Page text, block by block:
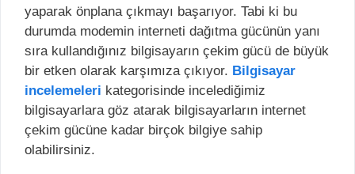
yaparak önplana çıkmayı başarıyor. Tabi ki bu
durumda modemin interneti dağıtma gücünün yanı
sıra kullandığınız bilgisayarın çekim gücü de büyük
bir etken olarak karşımıza çıkıyor. Bilgisayar
incelemeleri kategorisinde incelediğimiz
bilgisayarlara göz atarak bilgisayarların internet
çekim gücüne kadar birçok bilgiye sahip
olabilirsiniz.